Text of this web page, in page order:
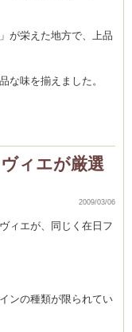
が栄えた地方で、上品
な味を揃えました。
ィエが厳選
2009/03/06
ィエが、同じく在日フ
ンの種類が限られてい